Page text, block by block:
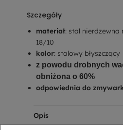
Szczegóły
materiał: stal nierdzewna
18/10
kolor: stalowy błyszczący
z powodu drobnych
obniżona o 60%
odpowiednia do
Opis